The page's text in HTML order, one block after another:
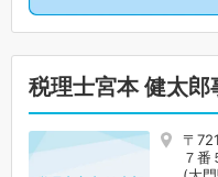
税理士宮本 健太郎
〒
７番